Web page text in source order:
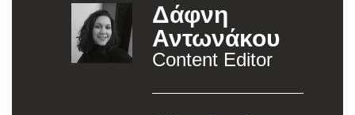
Δάφνη
Αντωνάκου
Content Editor